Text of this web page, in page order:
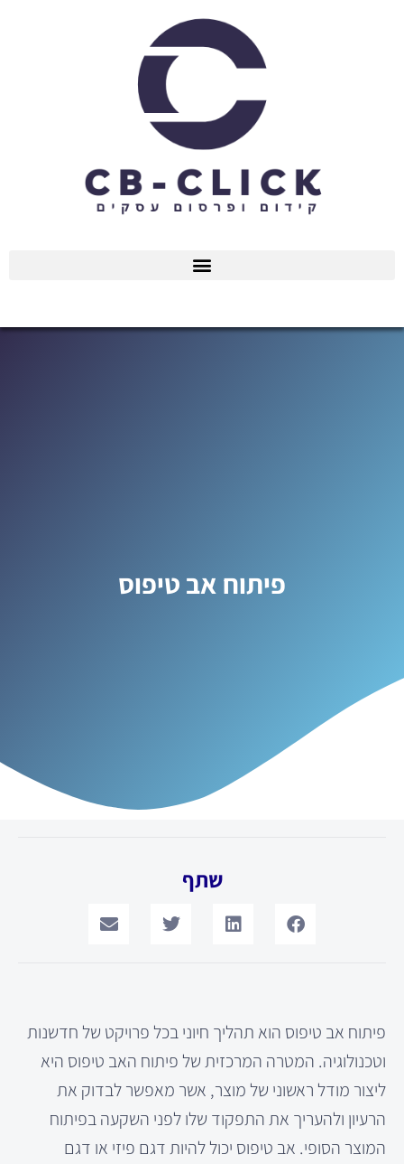
פיתוח אב טיפוס
שתף
פיתוח אב טיפוס הוא תהליך חיוני בכל פרויקט של חדשנות
וטכנולוגיה. המטרה המרכזית של פיתוח האב טיפוס היא
ליצור מודל ראשוני של מוצר, אשר מאפשר לבדוק את
הרעיון ולהעריך את התפקוד שלו לפני השקעה בפיתוח
המוצר הסופי. אב טיפוס יכול להיות דגם פיזי או דגם